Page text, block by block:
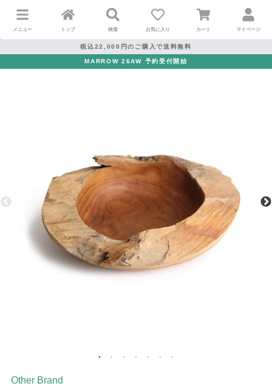
メニュー トップ 検索 お気に入り カート マイページ
税込22,000円のご購入で送料無料
MARROW 26AW 予約受付開始
Other Brand